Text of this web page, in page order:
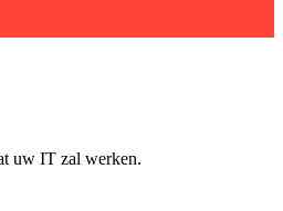
uw IT zal werken.